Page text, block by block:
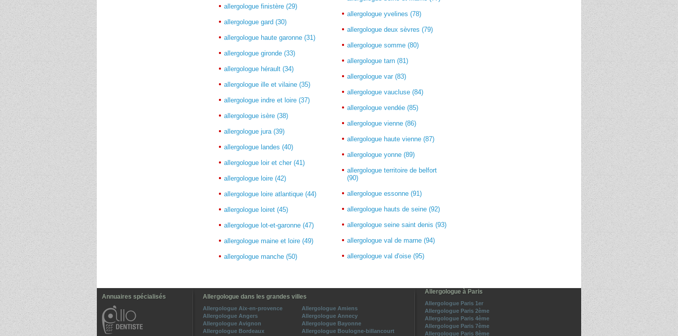
allergologue finistère (29)
allergologue gard (30)
allergologue haute garonne (31)
allergologue gironde (33)
allergologue hérault (34)
allergologue ille et vilaine (35)
allergologue indre et loire (37)
allergologue isère (38)
allergologue jura (39)
allergologue landes (40)
allergologue loir et cher (41)
allergologue loire (42)
allergologue loire atlantique (44)
allergologue loiret (45)
allergologue lot-et-garonne (47)
allergologue maine et loire (49)
allergologue manche (50)
allergologue yvelines (78)
allergologue deux sèvres (79)
allergologue somme (80)
allergologue tarn (81)
allergologue var (83)
allergologue vaucluse (84)
allergologue vendée (85)
allergologue vienne (86)
allergologue haute vienne (87)
allergologue yonne (89)
allergologue territoire de belfort
(90)
allergologue essonne (91)
allergologue hauts de seine (92)
allergologue seine saint denis (93)
allergologue val de marne (94)
allergologue val d'oise (95)
Annuaires spécialisés Allergologue dans les grandes villes
Allergologue Aix-en-provence
Allergologue Amiens
Allergologue Angers
Allergologue Annecy
Allergologue Avignon
Allergologue Bayonne
Allergologue Bordeaux
Allergologue Boulogne-billancourt
Allergologue à Paris
Allergologue Paris 1er
Allergologue Paris 2ème
Allergologue Paris 4ème
Allergologue Paris 7ème
Allergologue Paris 8ème